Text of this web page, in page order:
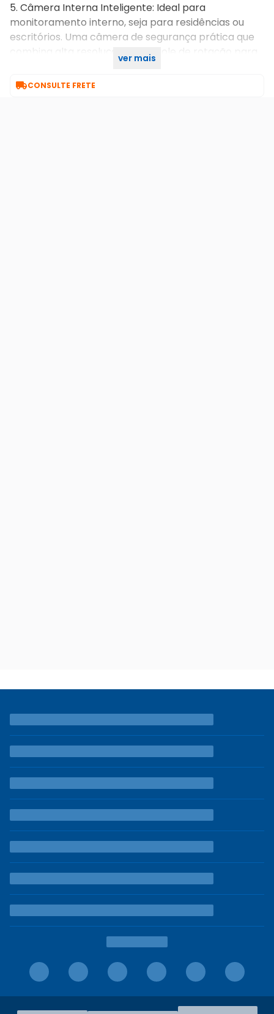
5. Câmera Interna Inteligente: Ideal para
monitoramento interno, seja para residências ou
escritórios. Uma câmera de segurança prática que
combina alta resolução e controle de rotação para
ver mais
CONSULTE FRETE